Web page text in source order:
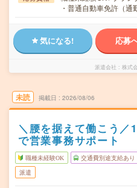
・普通自動車免許（
気になる! 応募
派遣会社 株式
未読 掲載日 2026/08/06
＼腰を据えて働こう／
で営業事務サポート
職種未経験OK 交通費別途支給あり
派遣